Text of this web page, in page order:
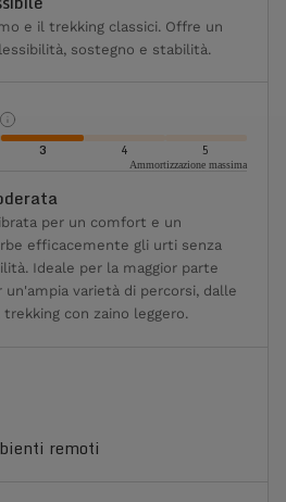
e il trekking classici. Offre un
sostegno e stabilità.
3 4 5
Ammortizzazione massima
per un comfort e un
efficacemente gli urti senza
Ideale per la maggior parte
varietà di percorsi, dalle
con zaino leggero.
remoti